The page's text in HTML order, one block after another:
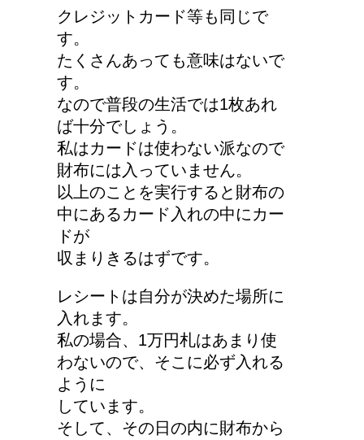
詳しく知りたい！イギリ
ス式の食事マナー
リンパに転移した場合、
余命って極端に短くなる
の？
いの？！
クレジットカード等も同じで
す。
たくさんあっても意味はないで
す。
なので普段の生活では1枚あれ
ば十分でしょう。
私はカードは使わない派なので
財布には入っていません。
以上のことを実行すると財布の
中にあるカード入れの中にカー
ドが
収まりきるはずです。
レシートは自分が決めた場所に
入れます。
私の場合、1万円札はあまり使
わないので、そこに必ず入れる
ように
しています。
そして、その日の内に財布から